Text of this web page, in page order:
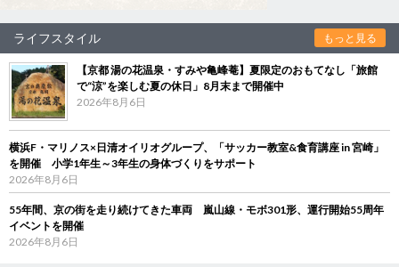
ライフスタイル もっと見る
【京都 湯の花温泉・すみや亀峰菴】夏限定のおもてなし「旅館
で“涼”を楽しむ夏の休日」8月末まで開催中
2026年8月6日
横浜F・マリノス×日清オイリオグループ、「サッカー教室&食育講座 in 宮崎」
を開催 小学1年生～3年生の身体づくりをサポート
2026年8月6日
55年間、京の街を走り続けてきた車両 嵐山線・モボ301形、運行開始55周年
イベントを開催
2026年8月6日